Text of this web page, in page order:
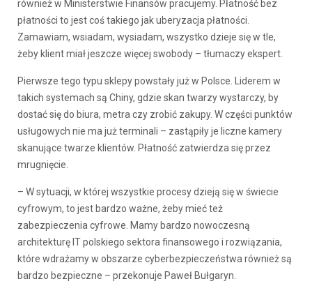
również w Ministerstwie Finansów pracujemy. Płatność bez
płatności to jest coś takiego jak uberyzacja płatności.
Zamawiam, wsiadam, wysiadam, wszystko dzieje się w tle,
żeby klient miał jeszcze więcej swobody – tłumaczy ekspert.
Pierwsze tego typu sklepy powstały już w Polsce. Liderem w
takich systemach są Chiny, gdzie skan twarzy wystarczy, by
dostać się do biura, metra czy zrobić zakupy. W części punktów
usługowych nie ma już terminali – zastąpiły je liczne kamery
skanujące twarze klientów. Płatność zatwierdza się przez
mrugnięcie.
– W sytuacji, w której wszystkie procesy dzieją się w świecie
cyfrowym, to jest bardzo ważne, żeby mieć też
zabezpieczenia cyfrowe. Mamy bardzo nowoczesną
architekturę IT polskiego sektora finansowego i rozwiązania,
które wdrażamy w obszarze cyberbezpieczeństwa również są
bardzo bezpieczne – przekonuje Paweł Bułgaryn.